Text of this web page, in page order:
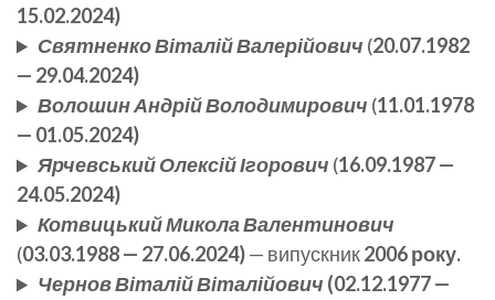
15.02.2024)
Святненко Віталій Валерійович (20.07.1982
— 29.04.2024)
Волошин Андрій Володимирович (11.01.1978
— 01.05.2024)
Ярчевський Олексій Ігорович (16.09.1987 —
24.05.2024)
Котвицький Микола Валентинович
(03.03.1988 — 27.06.2024)— випускник2006 року.
Чернов Віталій Віталійович (02.12.1977 —